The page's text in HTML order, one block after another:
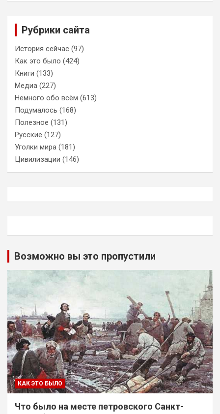
Рубрики сайта
История сейчас (97)
Как это было (424)
Книги (133)
Медиа (227)
Немного обо всём (613)
Подумалось (168)
Полезное (131)
Русские (127)
Уголки мира (181)
Цивилизации (146)
Возможно вы это пропустили
КАК ЭТО БЫЛО
Что было на месте петровского Санкт-